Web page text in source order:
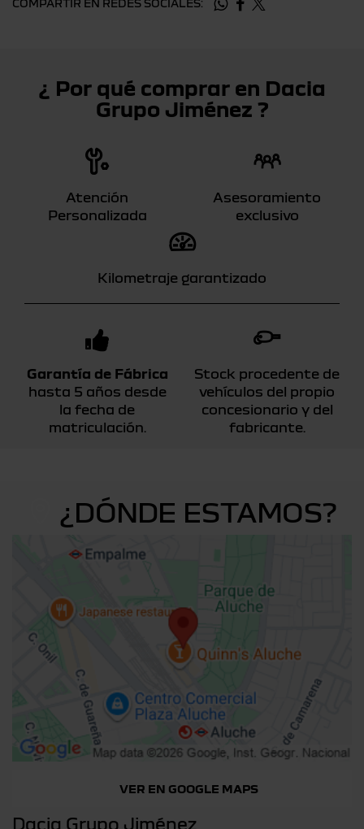
COMPARTIR EN REDES SOCIALES:
¿ Por qué comprar en Dacia
Grupo Jiménez ?
Atención
Personalizada
Asesoramiento
exclusivo
Kilometraje garantizado
Garantía de Fábrica
hasta 5 años desde
la fecha de
matriculación.
Stock procedente de
vehículos del propio
concesionario y del
fabricante.
¿DÓNDE ESTAMOS?
VER EN GOOGLE MAPS
Dacia Grupo Jiménez